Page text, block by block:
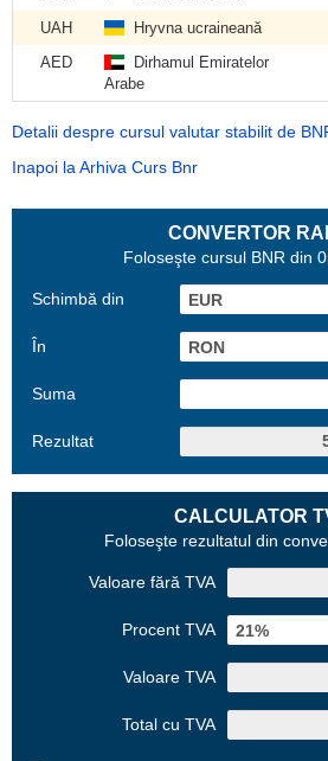
UAH
Hryvna ucraineană
AED
Dirhamul Emiratelor
Arabe
Detalii despre cursul valutar stabilit de
Inapoi la Arhiva Curs Bnr
CONVERTOR
Foloseşte cursul BNR din
Schimbă din
În
Suma
Rezultat
CALCULATOR
Foloseşte rezultatul din
Valoare fără TVA
Procent TVA
Valoare TVA
Total cu TVA